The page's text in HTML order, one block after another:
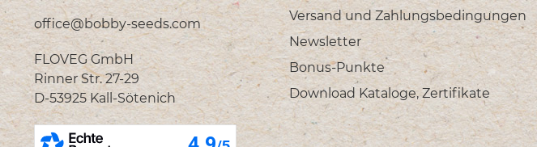
office@bobby-seeds.com
FLOVEG GmbH
Rinner Str. 27-29
D-53925 Kall-Sötenich
Versand und Zahlungsbedingungen
Newsletter
Bonus-Punkte
Download Kataloge, Zertifikate